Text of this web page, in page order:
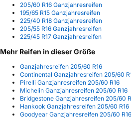
205/60 R16 Ganzjahresreifen
195/65 R15 Ganzjahresreifen
225/40 R18 Ganzjahresreifen
205/55 R16 Ganzjahresreifen
225/45 R17 Ganzjahresreifen
Mehr Reifen in dieser Größe
Ganzjahresreifen 205/60 R16
Continental Ganzjahresreifen 205/60
Pirelli Ganzjahresreifen 205/60 R16
Michelin Ganzjahresreifen 205/60 R16
Bridgestone Ganzjahresreifen 205/60
Hankook Ganzjahresreifen 205/60 R16
Goodyear Ganzjahresreifen 205/60 R16